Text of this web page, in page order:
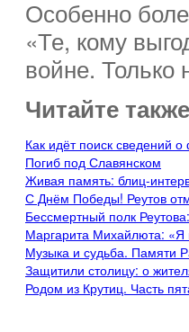
Особенно
«Те, кому
войне.
Читайте
Как идёт поиск сведений
Погиб под Славянском
Живая память: блиц-
С Днём Победы! Реутов
Бессмертный полк
Маргарита Михайлюта: «Я
Музыка и судьба. Памяти
Защитили столицу: о
Родом из Крутиц. Часть